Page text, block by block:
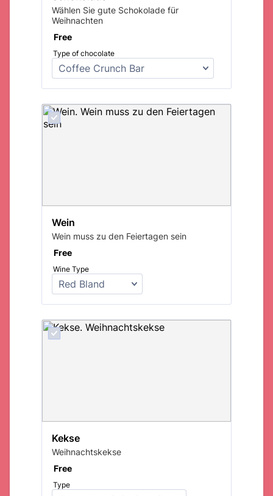
Wählen Sie gute Schokolade für
Weihnachten
Free
Free
Type of chocolate
Wein
Wein muss zu den Feiertagen sein
Free
Free
Wine Type
Kekse
Weihnachtskekse
Free
Free
Type